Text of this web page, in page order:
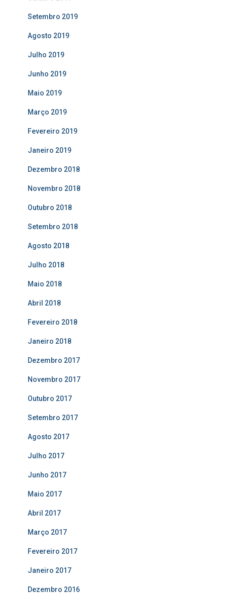
Setembro 2019
Agosto 2019
Julho 2019
Junho 2019
Maio 2019
Março 2019
Fevereiro 2019
Janeiro 2019
Dezembro 2018
Novembro 2018
Outubro 2018
Setembro 2018
Agosto 2018
Julho 2018
Maio 2018
Abril 2018
Fevereiro 2018
Janeiro 2018
Dezembro 2017
Novembro 2017
Outubro 2017
Setembro 2017
Agosto 2017
Julho 2017
Junho 2017
Maio 2017
Abril 2017
Março 2017
Fevereiro 2017
Janeiro 2017
Dezembro 2016